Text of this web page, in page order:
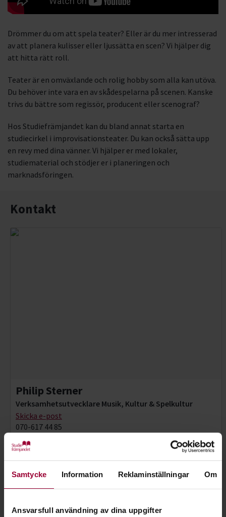
Samtycke Information Reklaminställningar Om
Ansvarsfull användning av dina uppgifter
Drömmer du om att spela teater? Eller är du mer intresserad
av att planera kulisser eller ljussätta en scen? Vi hjälper dig
att hitta rätt roll.
Teater är en omväxlande och rolig hobby som alla kan utöva.
Du behöver inte vara en av skådespelarna på scenen. Kanske
trivs du bättre som regissör, producent eller scenograf?
Hos Studiefrämjandet kan du bland annat starta en
studiecirkel i improvisationsteater. Du kan också sätta upp
en revy med dina vänner. Vi hjälper er med lokaler,
studiematerial och stödjer er i planeringen och
marknadsföringen.
Kontakt
Philip Sterner
Verksamhetsutvecklare Musik, Kultur & Spelkultur
Skicka e-post
070-617 44 85